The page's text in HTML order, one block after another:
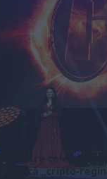
dintre cele mai
să facă „cripto-